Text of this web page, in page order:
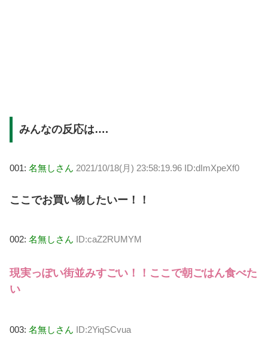
みんなの反応は….
001: 名無しさん 2021/10/18(月) 23:58:19.96 ID:dImXpeXf0
ここでお買い物したいー！！
002: 名無しさん ID:caZ2RUMYM
現実っぽい街並みすごい！！ここで朝ごはん食べた
い
003: 名無しさん ID:2YiqSCvua